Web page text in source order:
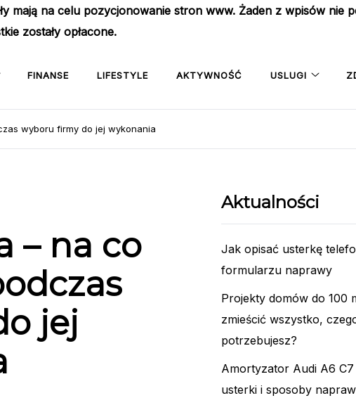
mają na celu pozycjonowanie stron www. Żaden z wpisów nie
zostały opłacone.
FINANSE LIFESTYLE AKTYWNOŚĆ USLUGI
wyboru firmy do jej wykonania
– na co
jej
Aktualności
Jak opisać usterkę
formularzu naprawy
Projekty domów do 100
zmieścić wszystko,
potrzebujesz?
Amortyzator Audi A6 C7
usterki i sposoby